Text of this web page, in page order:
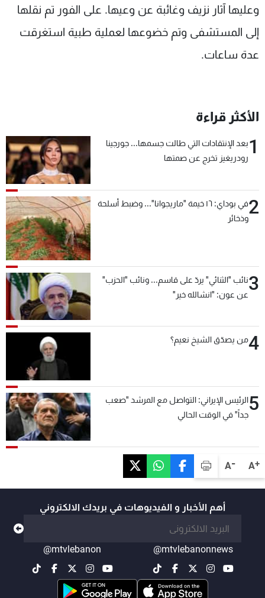
A+
A-
وعليها آثار نزيف وغائبة عن وعيها. على الفور تم نقلها
إلى المستشفى وتم خضوعها لعملية طبية استغرقت
عدة ساعات.
الأكثر قراءة
1بعد الإنتقادات التي طالت جسمها... جورجينا
رودريغيز تخرج عن صمتها
2
في بوداي: ١٦ خيمة "ماريجوانا"... وضبط أسلحة
وذخائر
3نائب "الثنائي" يردّ على قاسم... ونائب "الحزب"
عن عون: "انشالله خير"
4من يصدّق الشيخ نعيم؟
5الرئيس الإيراني: التواصل مع المرشد "صعب
جداً" في الوقت الحالي
أهم الأخبار و الفيديوهات في بريدك الالكتروني
@mtvlebanonnews
@mtvlebanon